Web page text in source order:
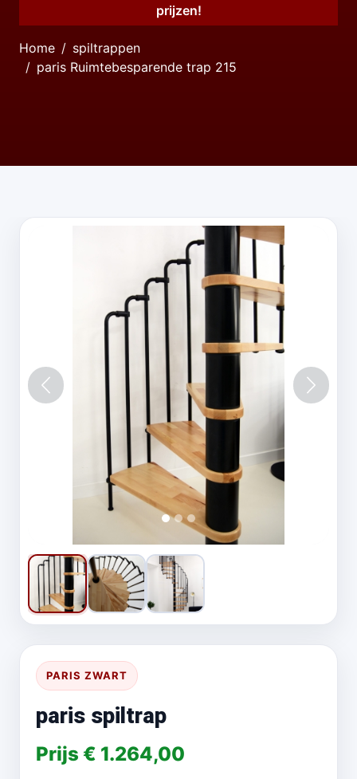
prijzen!
Home
spiltrappen
paris Ruimtebesparende trap 215
Vorige
PARIS ZWART
paris spiltrap
Prijs € 1.264,00